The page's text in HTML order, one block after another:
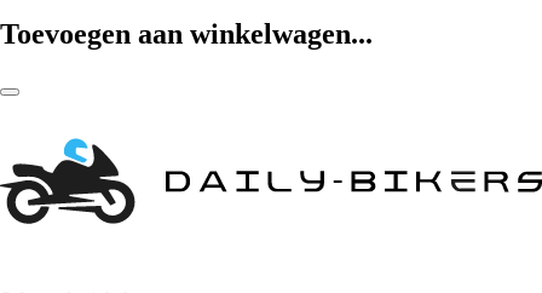
Toevoegen aan winkelwagen...